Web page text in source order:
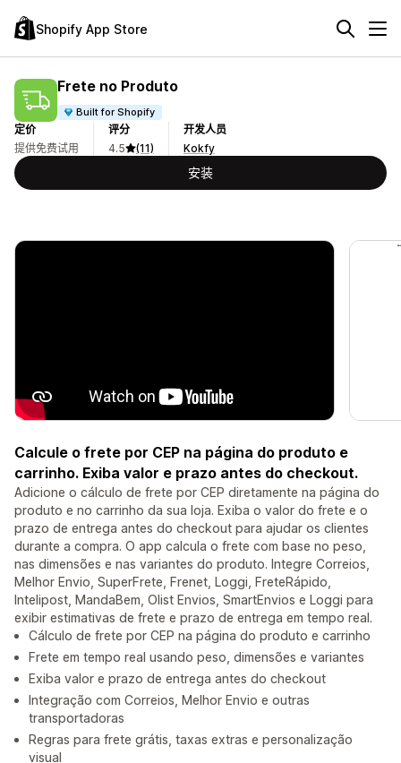
Shopify App Store
Frete no Produto
Built for Shopify
定价
提供免费试用
评分
4.5
(11)
开发人员
Kokfy
安装
Calcule o frete por CEP na página do produto e
carrinho. Exiba valor e prazo antes do checkout.
Adicione o cálculo de frete por CEP diretamente na página do
produto e no carrinho da sua loja. Exiba o valor do frete e o
prazo de entrega antes do checkout para ajudar os clientes
durante a compra. O app calcula o frete com base no peso,
nas dimensões e nas variantes do produto. Integre Correios,
Melhor Envio, SuperFrete, Frenet, Loggi, FreteRápido,
Intelipost, MandaBem, Olist Envios, SmartEnvios e Loggi para
exibir estimativas de frete e prazo de entrega em tempo real.
Cálculo de frete por CEP na página do produto e carrinho
Frete em tempo real usando peso, dimensões e variantes
Exiba valor e prazo de entrega antes do checkout
Integração com Correios, Melhor Envio e outras
transportadoras
Regras para frete grátis, taxas extras e personalização
visual